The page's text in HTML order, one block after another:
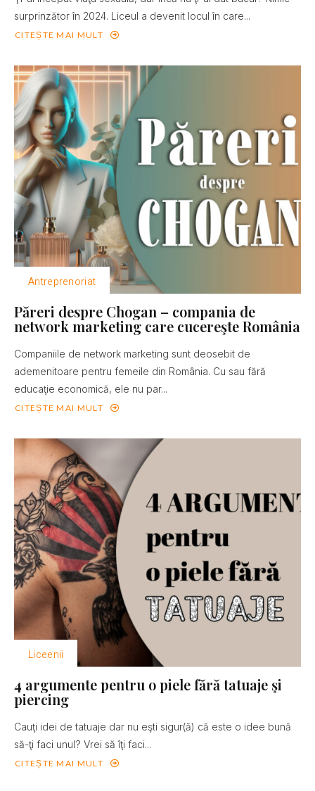
surprinzător în 2024. Liceul a devenit locul în care...
CITEȘTE MAI MULT
Antreprenoriat
Păreri despre Chogan – compania de
network marketing care cucereşte România
Companiile de network marketing sunt deosebit de
ademenitoare pentru femeile din România. Cu sau fără
educaţie economică, ele nu par...
CITEȘTE MAI MULT
Liceenii
4 argumente pentru o piele fără tatuaje şi
piercing
Cauţi idei de tatuaje dar nu eşti sigur(ă) că este o idee bună
să-ţi faci unul? Vrei să îţi faci...
CITEȘTE MAI MULT